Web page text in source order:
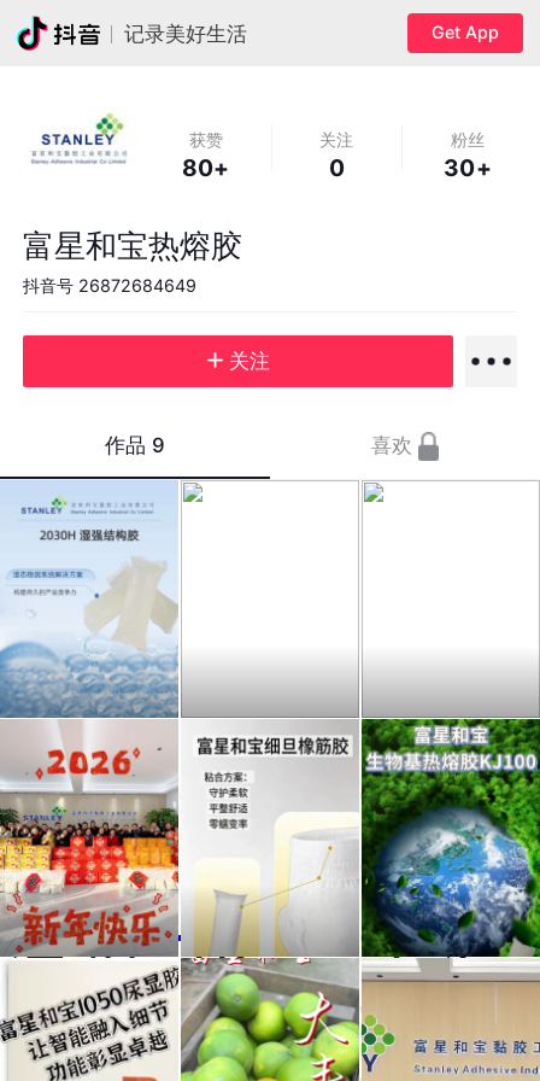
记录美好生活 Get App
获赞
80+
关注
0
粉丝
30+
富星和宝热熔胶
抖音号 26872684649
关注
作品 9 喜欢
富星
和宝
2030H
湿强
结构
专注
产品
核心
优
势，
不负
韶华
奔赴
山海
富星
富星 富星 生物